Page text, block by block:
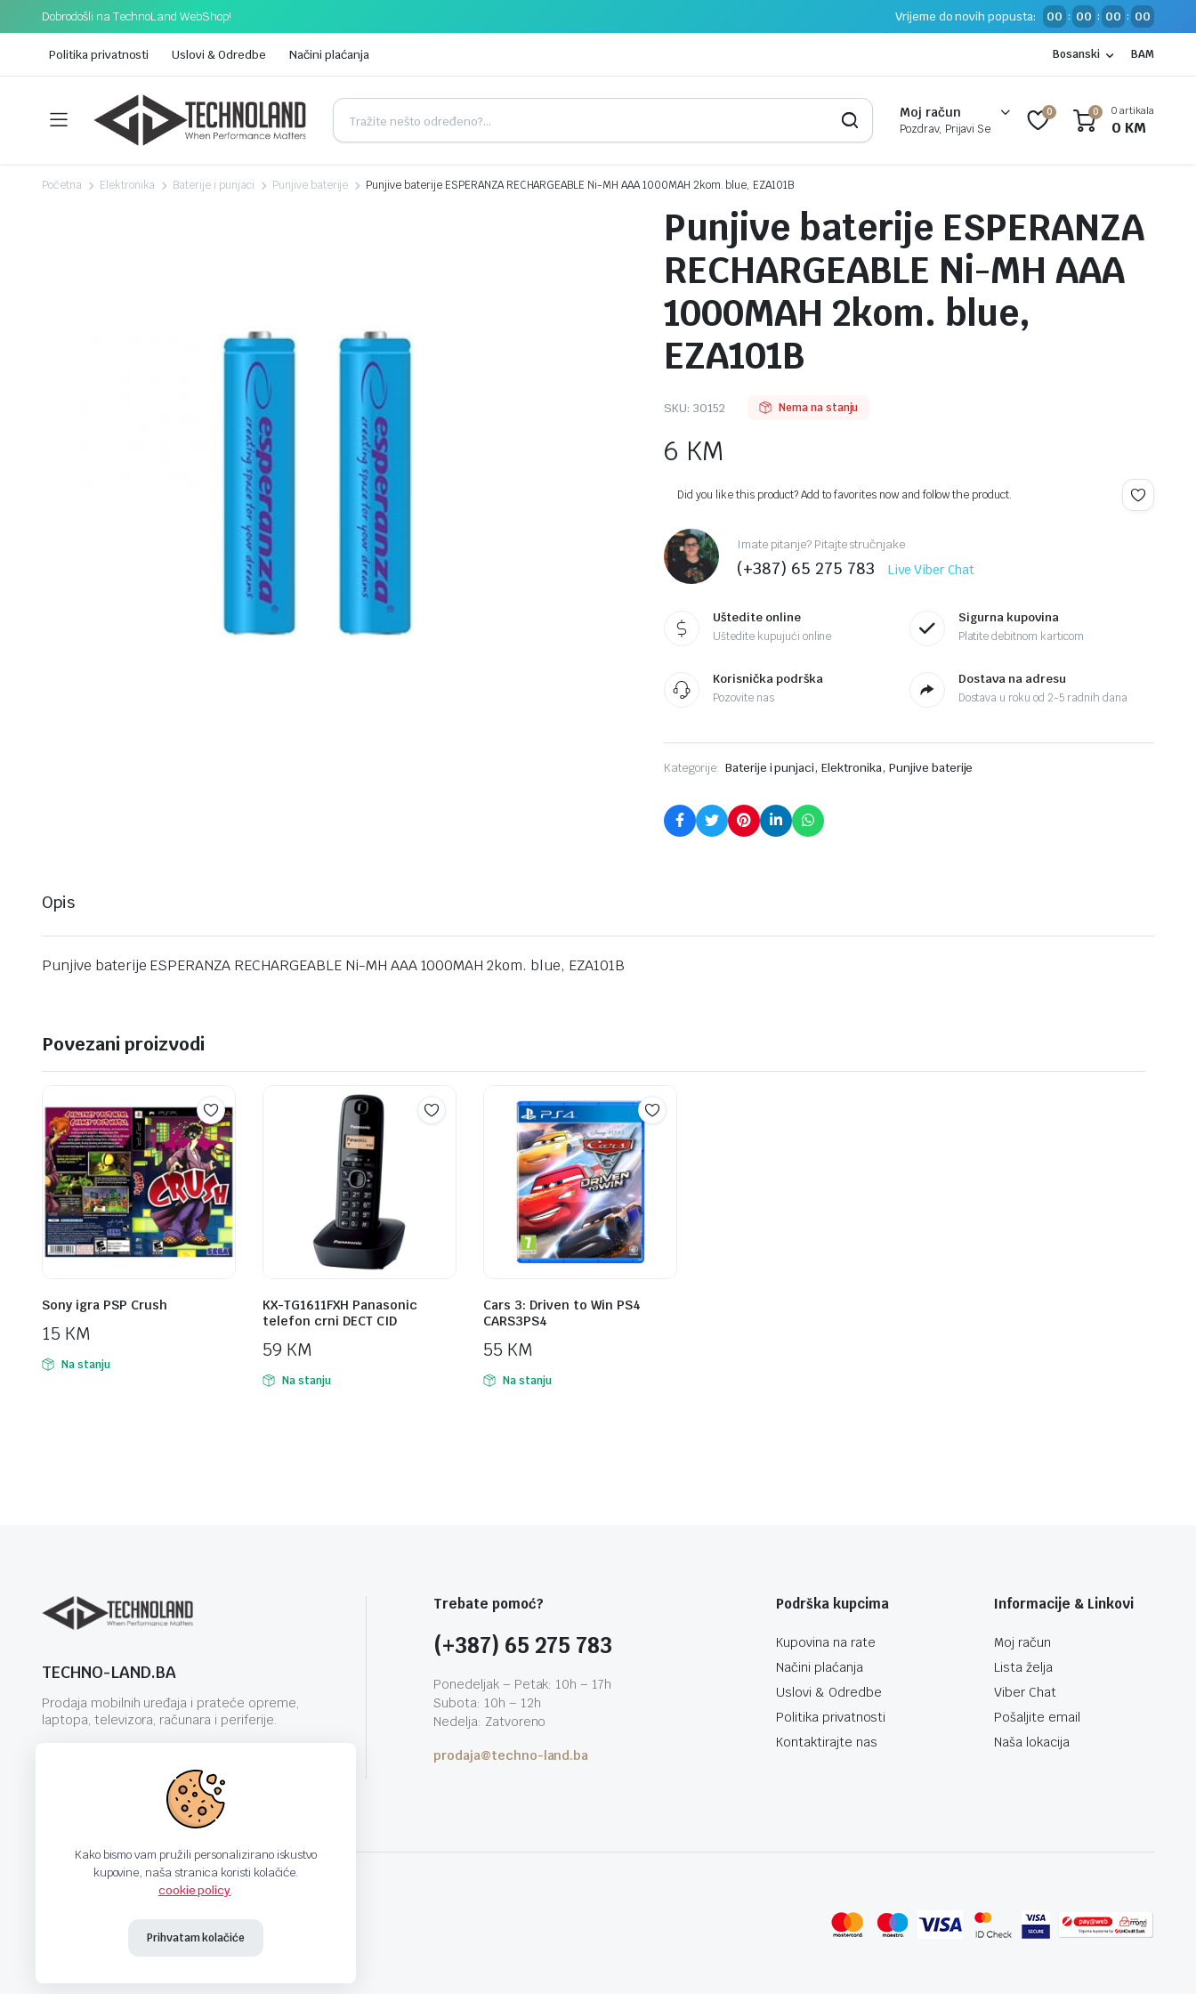
Dobrodošli na TechnoLand WebShop! Vrijeme do novih popusta: 00 : 00 : 00 : 00
Politika privatnosti Uslovi & Odredbe Načini plaćanja Bosanski BAM
Moj račun
Pozdrav, Prijavi Se
0 0 0 artikala
0 KM
Početna Elektronika Baterije i punjaci Punjive baterije Punjive baterije ESPERANZA RECHARGEABLE Ni-MH AAA 1000MAH 2kom. blue, EZA101B
Punjive baterije ESPERANZA
RECHARGEABLE Ni-MH AAA
1000MAH 2kom. blue,
EZA101B
SKU: 30152 Nema na stanju
6 KM
Did you like this product? Add to favorites now and follow the product.
Imate pitanje? Pitajte stručnjake
(+387) 65 275 783 Live Viber Chat
Uštedite online
Uštedite kupujući online
Sigurna kupovina
Platite debitnom karticom
Korisnička podrška
Pozovite nas
Dostava na adresu
Dostava u roku od 2-5 radnih dana
Kategorije: Baterije i punjaci, Elektronika, Punjive baterije
Opis
Punjive baterije ESPERANZA RECHARGEABLE Ni-MH AAA 1000MAH 2kom. blue, EZA101B
Povezani proizvodi
Sony igra PSP Crush
15 KM
Na stanju
KX-TG1611FXH Panasonic
telefon crni DECT CID
59 KM
Na stanju
Cars 3: Driven to Win PS4
CARS3PS4
55 KM
Na stanju
TECHNO-LAND.BA
Prodaja mobilnih uređaja i prateće opreme,
laptopa, televizora, računara i periferije.
Trebate pomoć?
(+387) 65 275 783
Ponedeljak – Petak: 10h – 17h
Subota: 10h – 12h
Nedelja: Zatvoreno
prodaja@techno-land.ba
Podrška kupcima
Kupovina na rate
Načini plaćanja
Uslovi & Odredbe
Politika privatnosti
Kontaktirajte nas
Informacije & Linkovi
Moj račun
Lista želja
Viber Chat
Pošaljite email
Naša lokacija
Kako bismo vam pružili personalizirano iskustvo
kupovine, naša stranica koristi kolačiće.
cookie policy.
Prihvatam kolačiće